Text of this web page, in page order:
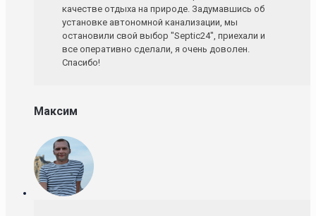
качестве отдыха на природе. Задумавшись об
установке автономной канализации, мы
остановили свой выбор "Septic24", приехали и
все оперативно сделали, я очень доволен.
Спасибо!
Максим